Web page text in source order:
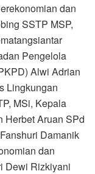
dan
SSTP MSP,
Pengelola
Alwi Adrian
Lingkungan
MSi, Kepala
Herbet Aruan SPd
Damanik
dan
Dewi Rizkiyani